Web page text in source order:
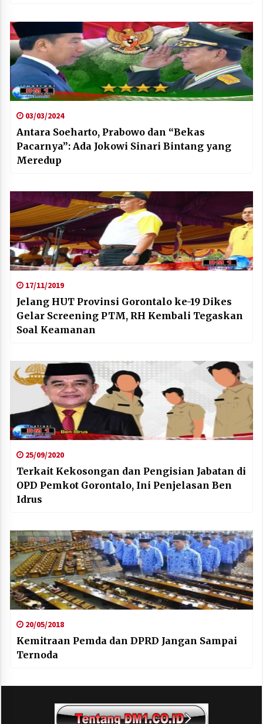
03/03/2024
Antara Soeharto, Prabowo dan “Bekas
Pacarnya”: Ada Jokowi Sinari Bintang yang
Meredup
17/11/2019
Jelang HUT Provinsi Gorontalo ke-19 Dikes
Gelar Screening PTM, RH Kembali Tegaskan
Soal Keamanan
25/09/2020
Terkait Kekosongan dan Pengisian Jabatan di
OPD Pemkot Gorontalo, Ini Penjelasan Ben
Idrus
20/05/2018
Kemitraan Pemda dan DPRD Jangan Sampai
Ternoda